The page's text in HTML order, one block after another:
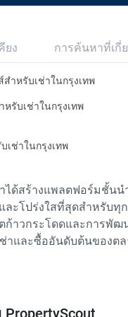
ยง การค้นหาที่เกี่
สำหรับเช่าในกรุงเทพ
หรับเช่าในกรุงเทพ
เช่าในกรุงเทพ
ได้สร้างแพลตฟอร์มชั้นน
และโปร่งใสที่สุดสำหรับทุ
ก้าวกระโดดและการพั
าและซื้ออันดับต้นของตล
PropertyScout